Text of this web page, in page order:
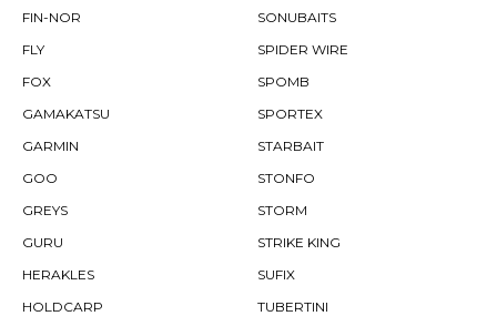
FIN-NOR
FLY
FOX
GAMAKATSU
GARMIN
GOO
GREYS
GURU
HERAKLES
HOLDCARP
SONUBAITS
SPIDER WIRE
SPOMB
SPORTEX
STARBAIT
STONFO
STORM
STRIKE KING
SUFIX
TUBERTINI